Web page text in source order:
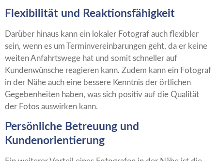
Flexibilität und Reaktionsfähigkeit
Darüber hinaus kann ein lokaler Fotograf auch flexibler
sein, wenn es um Terminvereinbarungen geht, da er keine
weiten Anfahrtswege hat und somit schneller auf
Kundenwünsche reagieren kann. Zudem kann ein Fotograf
in der Nähe auch eine bessere Kenntnis der örtlichen
Gegebenheiten haben, was sich positiv auf die Qualität
der Fotos auswirken kann.
Persönliche Betreuung und
Kundenorientierung